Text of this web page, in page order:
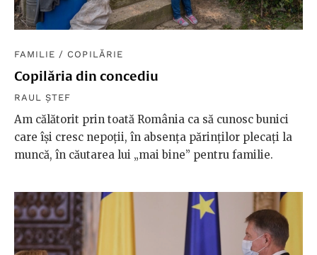
FAMILIE / COPILĂRIE
Copilăria din concediu
RAUL ȘTEF
Am călătorit prin toată România ca să cunosc bunici
care își cresc nepoții, în absența părinților plecați la
muncă, în căutarea lui „mai bine” pentru familie.